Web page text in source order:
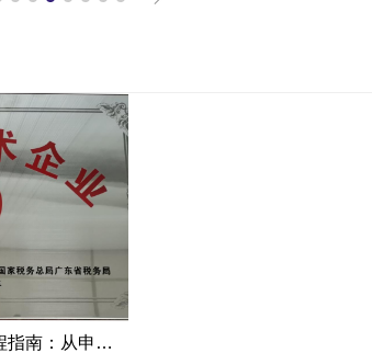
高新技术企业认定全流程指南：从申报到复审的成功经验分享